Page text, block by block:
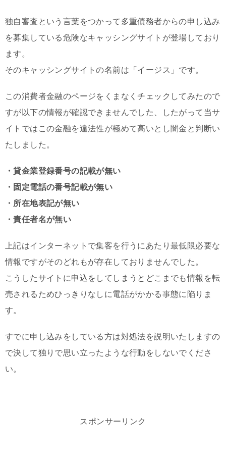
独自審査という言葉をつかって多重債務者からの申し込み
を募集している危険なキャッシングサイトが登場しており
ます。
そのキャッシングサイトの名前は「イージス」です。
この消費者金融のページをくまなくチェックしてみたので
すが以下の情報が確認できませんでした、したがって当サ
イトではこの金融を違法性が極めて高いとし闇金と判断い
たしました。
・貸金業登録番号の記載が無い
・固定電話の番号記載が無い
・所在地表記が無い
・責任者名が無い
上記はインターネットで集客を行うにあたり最低限必要な
情報ですがそのどれもが存在しておりませんでした。
こうしたサイトに申込をしてしまうとどこまでも情報を転
売されるためひっきりなしに電話がかかる事態に陥りま
す。
すでに申し込みをしている方は対処法を説明いたしますの
で決して独りで思い立ったような行動をしないでくださ
い。
スポンサーリンク